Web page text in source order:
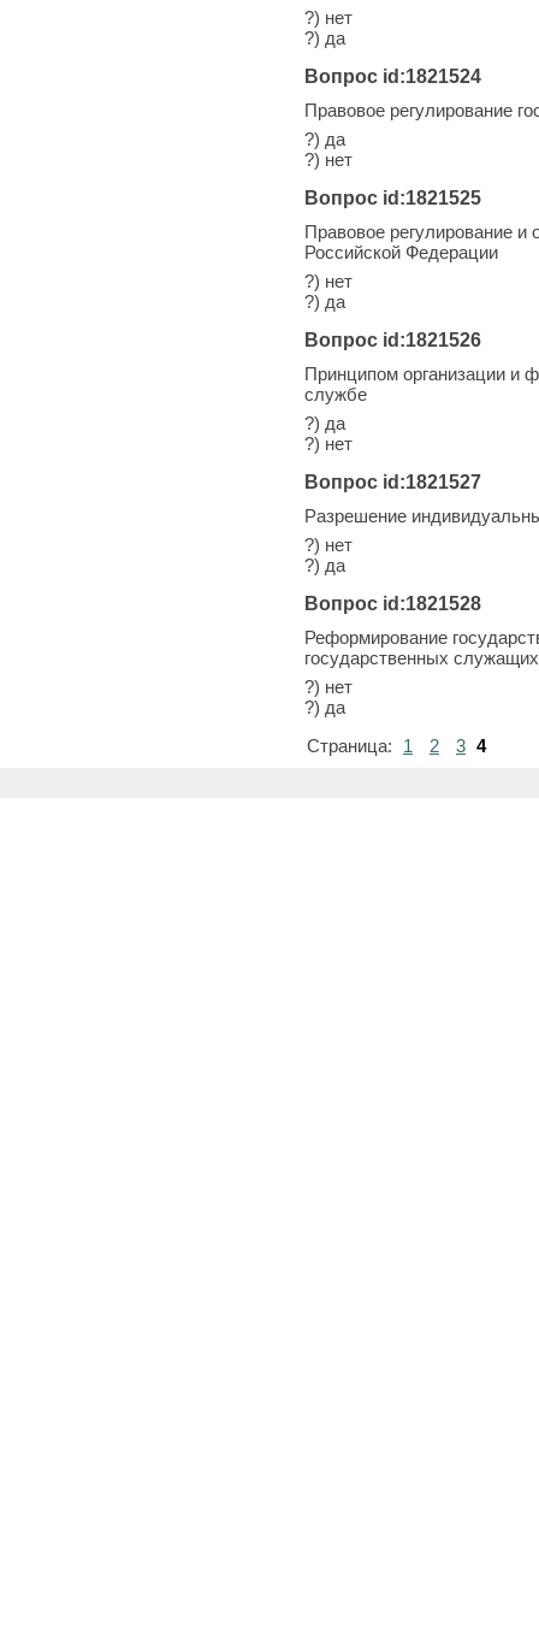
?) нет
?) да
Вопрос id:1821524
Правовое регулирование
?) да
?) нет
Вопрос id:1821525
Правовое регулирование и
Российской Федерации
?) нет
?) да
Вопрос id:1821526
Принципом организации и
службе
?) да
?) нет
Вопрос id:1821527
Разрешение
?) нет
?) да
Вопрос id:1821528
Реформирование
государственных служащих
?) нет
?) да
Страница:
1 2 3 4